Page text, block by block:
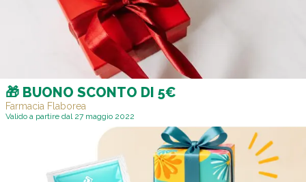
🎁 BUONO SCONTO DI 5€
Farmacia Flaborea
Valido a partire dal 27 maggio 2022